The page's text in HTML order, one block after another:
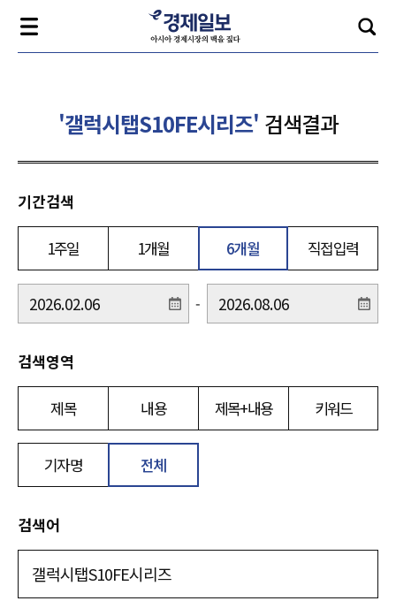
'갤럭시탭S10FE시리즈' 검색결과
기간검색
1주일 1개월 6개월 직접입력
-
검색영역
제목 내용 제목+내용 키워드
기자명 전체
검색어